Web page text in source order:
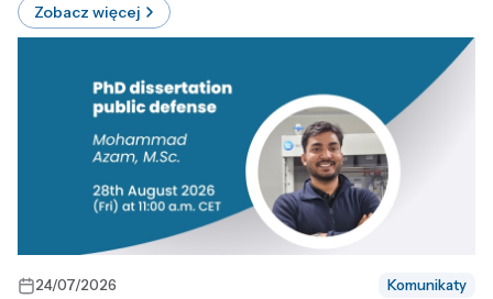
Zobacz więcej
24/07/2026 Komunikaty